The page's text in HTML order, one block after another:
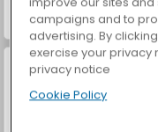
Car Parking City Duel
campaigns and to
advertising. By
exercise your privacy
privacy notice
Cookie Policy